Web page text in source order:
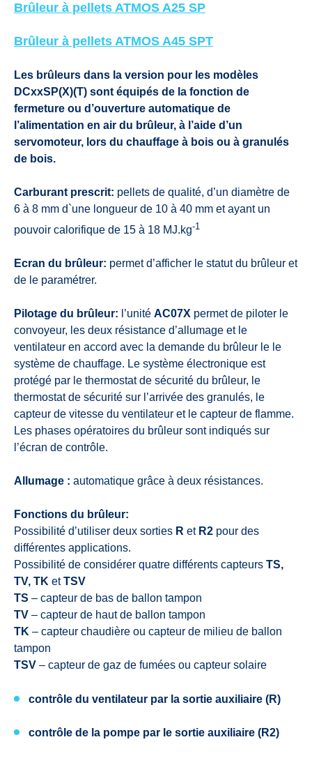
Brûleur à pellets ATMOS A25 SP
Brûleur à pellets ATMOS A45 SPT
Les brûleurs dans la version pour les modèles
DCxxSP(X)(T) sont équipés de la fonction de
fermeture ou d’ouverture automatique de
l’alimentation en air du brûleur, à l’aide d’un
servomoteur, lors du chauffage à bois ou à granulés
de bois.
Carburant prescrit: pellets de qualité, d’un diamètre de
6 à 8 mm d`une longueur de 10 à 40 mm et ayant un
pouvoir calorifique de 15 à 18 MJ.kg-1
Ecran du brûleur: permet d’afficher le statut du brûleur et
de le paramétrer.
Pilotage du brûleur: l’unité AC07X permet de piloter le
convoyeur, les deux résistance d’allumage et le
ventilateur en accord avec la demande du brûleur le le
système de chauffage. Le système électronique est
protégé par le thermostat de sécurité du brûleur, le
thermostat de sécurité sur l’arrivée des granulés, le
capteur de vitesse du ventilateur et le capteur de flamme.
Les phases opératoires du brûleur sont indiqués sur
l’écran de contrôle.
Allumage : automatique grâce à deux résistances.
Fonctions du brûleur:
Possibilité d’utiliser deux sorties R et R2 pour des
différentes applications.
Possibilité de considérer quatre différents capteurs TS,
TV, TK etTSV
TS – capteur de bas de ballon tampon
TV – capteur de haut de ballon tampon
TK – capteur chaudière ou capteur de milieu de ballon
tampon
TSV – capteur de gaz de fumées ou capteur solaire
contrôle du ventilateur par la sortie auxiliaire (R)
contrôle de la pompe par le sortie auxiliaire (R2)